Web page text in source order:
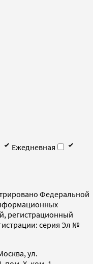
Ежедневная
Федеральной
регистрационный
серия Эл №
ул.